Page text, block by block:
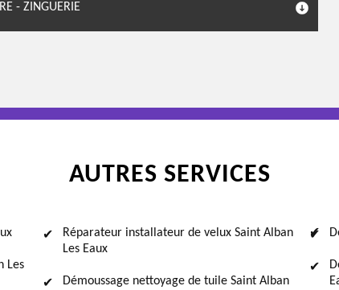
- ZINGUERIE
AUTRES SERVICES
Les
Réparateur installateur de velux Saint Alban
Les Eaux
Démoussage nettoyage de tuile Saint Alban